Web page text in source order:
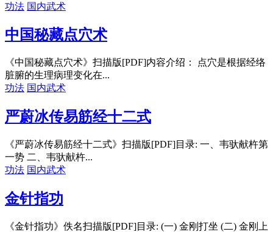
功法 国内武术
中国秘藏点穴术
《中国秘藏点穴术》扫描版[PDF]内容介绍： 点穴是根据经络
脏腑的生理病理变化在...
功法 国内武术
严蔚冰传易筋经十二式
《严蔚冰传易筋经十二式》扫描版[PDF]目录: 一、韦驮献杵第
一势 二、韦驮献杵...
功法 国内武术
金针指功
《金针指功》佚名扫描版[PDF]目录: (一) 金刚打坐 (二) 金刚上